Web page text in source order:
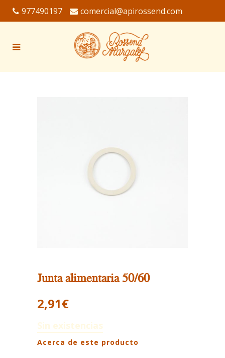
977490197 comercial@apirossend.com
Junta alimentaria 50/60
2,91€
Sin existencias
Acerca de este producto